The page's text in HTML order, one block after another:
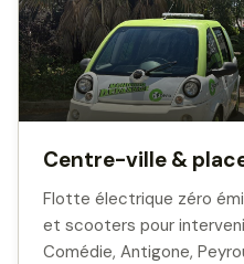
Centre-ville &
Flotte électrique zéro
et scooters pour
Comédie, Antigone,